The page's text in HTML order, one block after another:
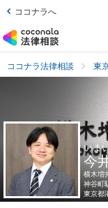
ココナラへ
ココナラ法律相談 東
いま
今
横木増
神谷町
東京都